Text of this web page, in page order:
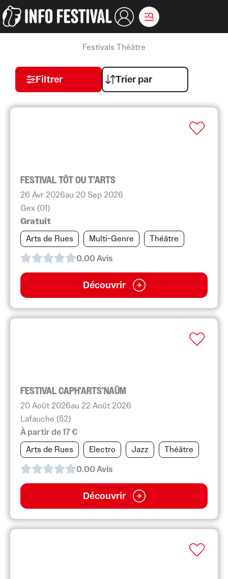
Aller
au
contenu
Festivals Théâtre
Filtrer
FESTIVAL TÔT OU T’ARTS
26 Avr 2026au 20 Sep 2026
Gex (01)
Gratuit
Arts de Rues
Multi-Genre
Théâtre
0.00Avis
Découvrir
FESTIVAL CAPH’ARTS’NAÜM
20 Août 2026au 22 Août 2026
Lafauche (52)
À partir de 17 €
Arts de Rues
Electro Jazz
Théâtre
0.00Avis
Découvrir